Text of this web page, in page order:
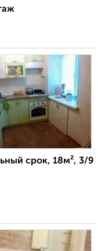
срок, 18м², 3/9